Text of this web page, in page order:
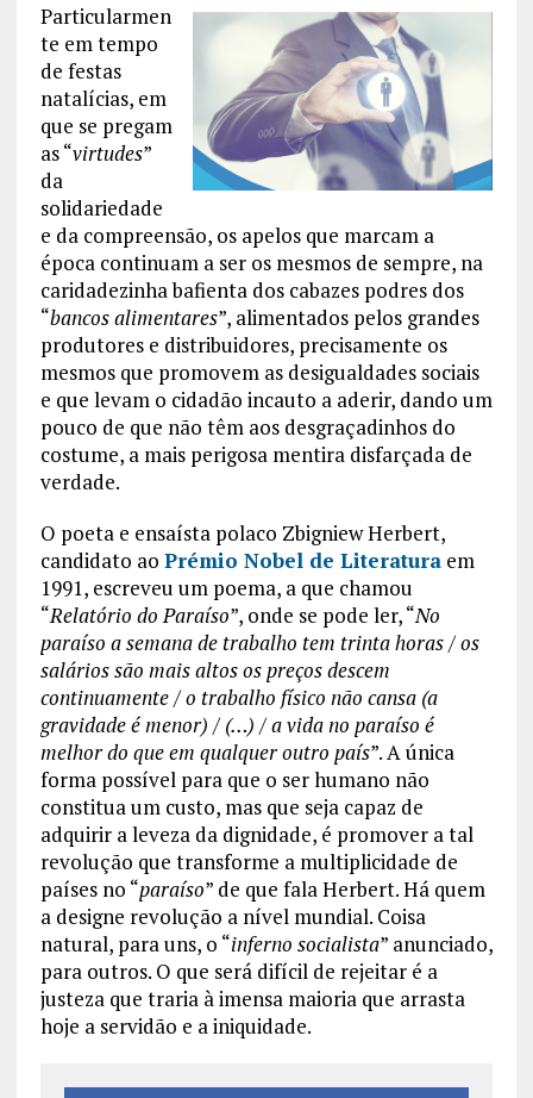
Particularmen
te em tempo
de festas
natalícias, em
que se pregam
as “virtudes”
da
solidariedade
e da compreensão, os apelos que marcam a
época continuam a ser os mesmos de sempre, na
caridadezinha bafienta dos cabazes podres dos
“bancos alimentares”, alimentados pelos grandes
produtores e distribuidores, precisamente os
mesmos que promovem as desigualdades sociais
e que levam o cidadão incauto a aderir, dando um
pouco de que não têm aos desgraçadinhos do
costume, a mais perigosa mentira disfarçada de
verdade.
O poeta e ensaísta polaco Zbigniew Herbert,
candidato ao Prémio Nobel de Literaturaem
1991, escreveu um poema, a que chamou
“Relatório do Paraíso”, onde se pode ler, “No
paraíso a semana de trabalho tem trinta horas / os
salários são mais altos os preços descem
continuamente / o trabalho físico não cansa (a
gravidade é menor) / (…) / a vida no paraíso é
melhor do que em qualquer outro país”. A única
forma possível para que o ser humano não
constitua um custo, mas que seja capaz de
adquirir a leveza da dignidade, é promover a tal
revolução que transforme a multiplicidade de
países no “paraíso” de que fala Herbert. Há quem
a designe revolução a nível mundial. Coisa
natural, para uns, o “inferno socialista” anunciado,
para outros. O que será difícil de rejeitar é a
justeza que traria à imensa maioria que arrasta
hoje a servidão e a iniquidade.